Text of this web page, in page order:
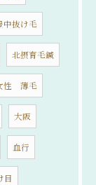
中抜け毛
北摂育毛鍼
性 薄毛
大阪
血行
目